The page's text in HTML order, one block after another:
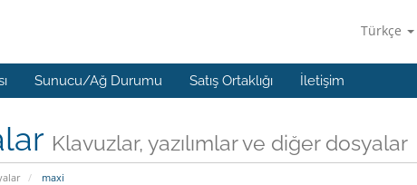
Türkçe
Sunucu/Ağ Durumu Satış Ortaklığı İletişim
Klavuzlar, yazılımlar ve diğer dosyalar
maxi